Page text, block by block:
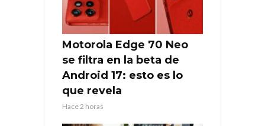
Motorola Edge 70 Neo
se filtra en la beta de
Android 17: esto es lo
que revela
Hace 2 horas